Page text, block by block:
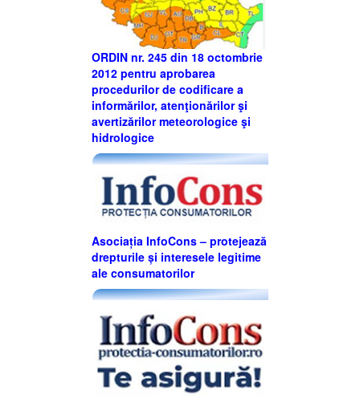
ORDIN nr. 245 din 18 octombrie
2012 pentru aprobarea
procedurilor de codificare a
informărilor, atenţionărilor şi
avertizărilor meteorologice şi
hidrologice
Asociația InfoCons – protejează
drepturile și interesele legitime
ale consumatorilor